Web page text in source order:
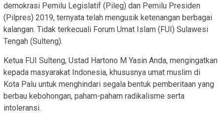
demokrasi Pemilu Legislatif (Pileg) dan Pemilu Presiden
(Pilpres) 2019, ternyata telah mengusik ketenangan berbagai
kalangan. Tidak terkecuali Forum Umat Islam (FUI) Sulawesi
Tengah (Sulteng).
Ketua FUI Sulteng, Ustad Hartono M Yasin Anda, mengingatkan
kepada masyarakat Indonesia, khususnya umat muslim di
Kota Palu untuk menghindari segala bentuk pemberitaan yang
berbau kebohongan, paham-paham radikalisme serta
intoleransi.